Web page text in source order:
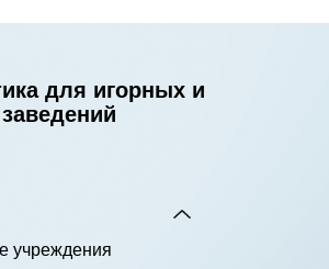
для игорных и
учреждения